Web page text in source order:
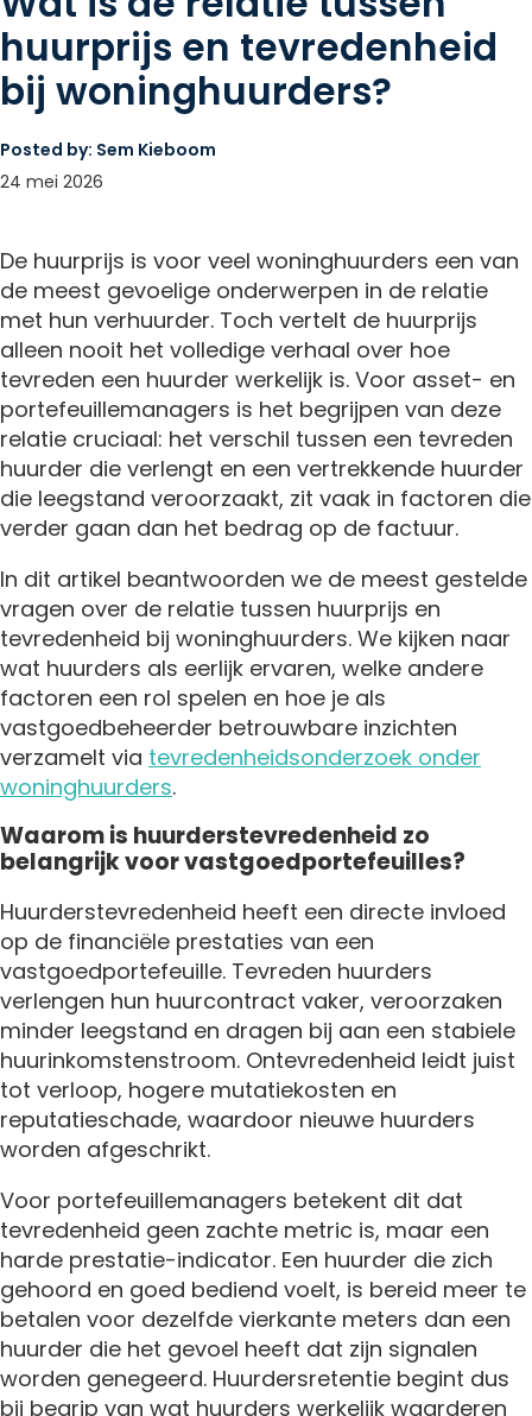
huurprijs en tevredenheid
bij woninghuurders?
Posted by: Sem Kieboom
24 mei 2026
De huurprijs is voor veel woninghuurders een van
de meest gevoelige onderwerpen in de relatie
met hun verhuurder. Toch vertelt de huurprijs
alleen nooit het volledige verhaal over hoe
tevreden een huurder werkelijk is. Voor asset- en
portefeuillemanagers is het begrijpen van deze
relatie cruciaal: het verschil tussen een tevreden
huurder die verlengt en een vertrekkende huurder
die leegstand veroorzaakt, zit vaak in factoren die
verder gaan dan het bedrag op de factuur.
In dit artikel beantwoorden we de meest gestelde
vragen over de relatie tussen huurprijs en
tevredenheid bij woninghuurders. We kijken naar
wat huurders als eerlijk ervaren, welke andere
factoren een rol spelen en hoe je als
vastgoedbeheerder betrouwbare inzichten
verzamelt via tevredenheidsonderzoek onder
woninghuurders.
Waarom is huurderstevredenheid zo
belangrijk voor vastgoedportefeuilles?
Huurderstevredenheid heeft een directe invloed
op de financiële prestaties van een
vastgoedportefeuille. Tevreden huurders
verlengen hun huurcontract vaker, veroorzaken
minder leegstand en dragen bij aan een stabiele
huurinkomstenstroom. Ontevredenheid leidt juist
tot verloop, hogere mutatiekosten en
reputatieschade, waardoor nieuwe huurders
worden afgeschrikt.
Voor portefeuillemanagers betekent dit dat
tevredenheid geen zachte metric is, maar een
harde prestatie-indicator. Een huurder die zich
gehoord en goed bediend voelt, is bereid meer te
betalen voor dezelfde vierkante meters dan een
huurder die het gevoel heeft dat zijn signalen
worden genegeerd. Huurdersretentie begint dus
bij begrip van wat huurders werkelijk waarderen